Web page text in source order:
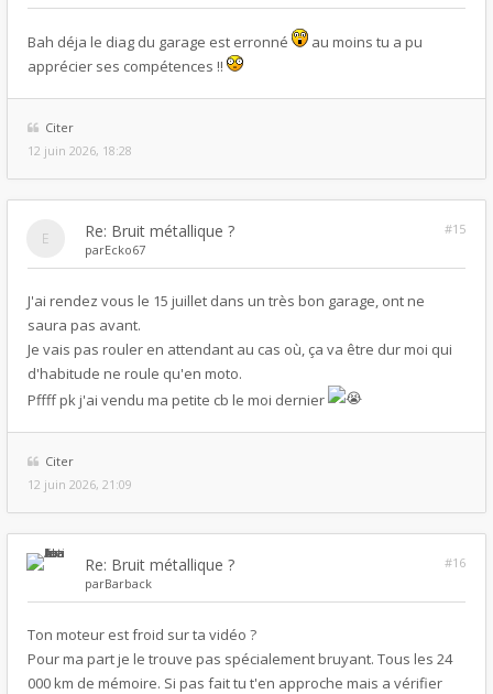
Bah déja le diag du garage est erronné
au moins tu a pu
apprécier ses compétences !!
Citer
12 juin 2026, 18:28
Re: Bruit métallique ?
#15
parEcko67
J'ai rendez vous le 15 juillet dans un très bon garage, ont ne
saura pas avant.
Je vais pas rouler en attendant au cas où, ça va être dur moi qui
d'habitude ne roule qu'en moto.
Pffff pk j'ai vendu ma petite cb le moi dernier
Citer
12 juin 2026, 21:09
Re: Bruit métallique ?
#16
parBarback
Ton moteur est froid sur ta vidéo ?
Pour ma part je le trouve pas spécialement bruyant. Tous les 24
000 km de mémoire. Si pas fait tu t'en approche mais a vérifier